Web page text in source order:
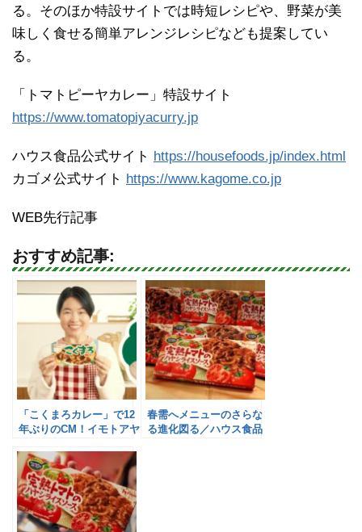
る。そのほか特設サイトでは時短レシピや、野菜が美
味しく食せる簡単アレンジレシピなども提案してい
る。
「トマトピーヤカレー」特設サイト
https://www.tomatopiyacurry.jp
ハウス食品公式サイト https://housefoods.jp/index.html
カゴメ公式サイト https://www.kagome.co.jp
WEB先行記事
おすすめ記事:
「こくまろカレー」で12
年ぶりのCM！イモトアヤ
春需へメニューのさらな
る進化図る／ハウス食品